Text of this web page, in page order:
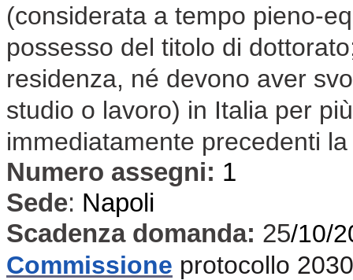
(considerata a tempo pieno-
possesso del titolo di
residenza, né devono aver
studio o lavoro) in Italia per
immediatamente precedenti
Numero assegni: 1
Sede: Napoli
Scadenza domanda: 25/10/
Commissione protocollo